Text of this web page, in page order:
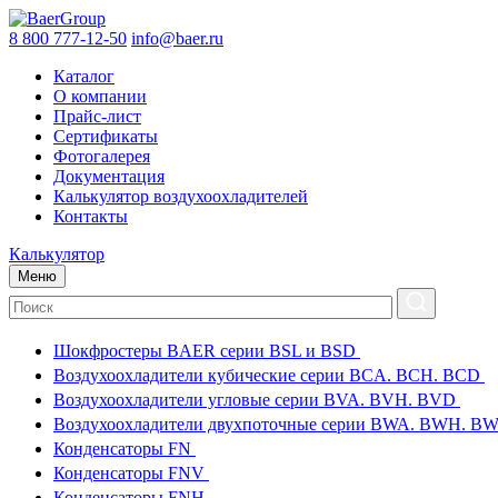
8 800 777-12-50 info@baer.ru
Каталог
О компании
Прайс-лист
Сертификаты
Фотогалерея
Документация
Калькулятор воздухоохладителей
Контакты
Калькулятор
Меню
Шокфростеры BAER серии BSL и BSD
Воздухоохладители кубические серии BCA. BCH. BCD
Воздухоохладители угловые серии BVA. BVH. BVD
Воздухоохладители двухпоточные серии BWA. BWH.
Конденсаторы FN
Конденсаторы FNV